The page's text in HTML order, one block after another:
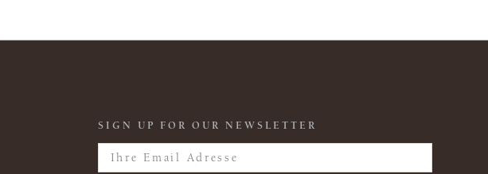
SIGN UP FOR OUR NEWSLETTER